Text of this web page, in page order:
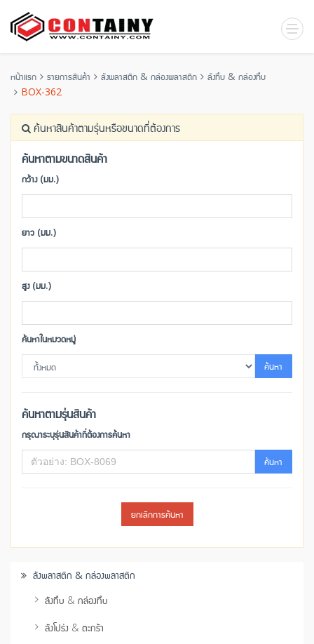
หน้าแรก รายการสินค้า ลังพลาสติก & กล่องพลาสติก
ลังทึบ & กล่องทึบ
BOX-362
ค้นหาสินค้าตามรุ่นหรือขนาดที่ต้องการ
ค้นหาตามขนาดสินค้า
กว้าง (มม.)
ยาว (มม.)
สูง (มม.)
ค้นหาในหมวดหมู่
ค้นหา
ค้นหาตามรุ่นสินค้า
กรุณาระบุรุ่นสินค้าที่ต้องการค้นหา
ค้นหา
ยกเลิกการค้นหา
ลังพลาสติก & กล่องพลาสติก
ลังทึบ & กล่องทึบ
ลังโปร่ง & ตะกร้า